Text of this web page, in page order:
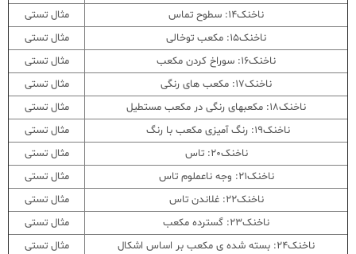
ناخنک14: سطوح تماس
مثال تستی
ناخنک15: مکعب توخالی
مثال تستی
ناخنک16: سوراخ کردن مکعب
مثال تستی
ناخنک17: مکعب های رنگی
مثال تستی
ناخنک18: مکعبهای رنگی در مکعب مستطیل
مثال تستی
ناخنک19: رنگ آمیزی مکعب با رنگ
مثال تستی
ناخنک20: تاس
مثال تستی
ناخنک21: وجه ناعملوم تاس
مثال تستی
ناخنک22: غلاندن تاس
مثال تستی
ناخنک23: گسترده مکعب
مثال تستی
ناخنک24: بسته شده ی مکعب بر اساس اشکال
مثال تستی